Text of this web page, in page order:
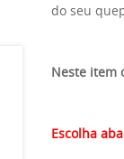
do seu
Neste item
Escolha